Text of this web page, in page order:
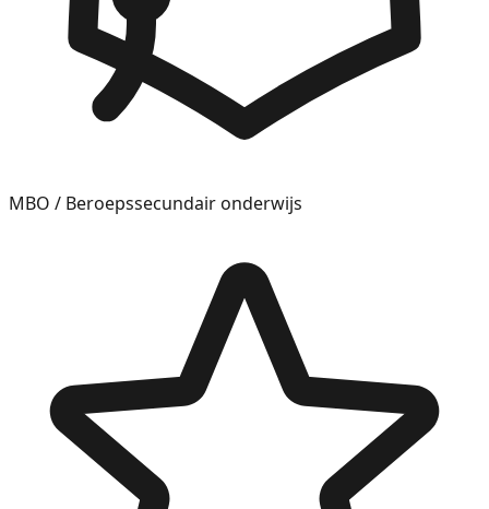
MBO / Beroepssecundair onderwijs